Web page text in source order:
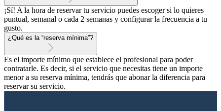
¡Sí! A la hora de reservar tu servicio puedes escoger si lo quieres
puntual, semanal o cada 2 semanas y configurar la frecuencia a tu
gusto.
¿Qué es la “reserva mínima”?
Es el importe mínimo que establece el profesional para poder
contratarle. Es decir, si el servicio que necesitas tiene un importe
menor a su reserva mínima, tendrás que abonar la diferencia para
reservar su servicio.